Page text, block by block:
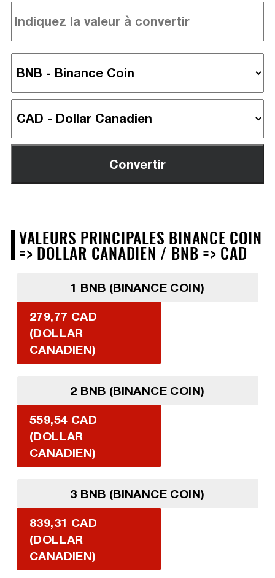
VALEURS PRINCIPALES BINANCE COIN
=> DOLLAR CANADIEN / BNB => CAD
1 BNB (BINANCE COIN)
279,77 CAD
(DOLLAR
CANADIEN)
2 BNB (BINANCE COIN)
559,54 CAD
(DOLLAR
CANADIEN)
3 BNB (BINANCE COIN)
839,31 CAD
(DOLLAR
CANADIEN)